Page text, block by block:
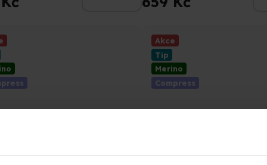
5,0
hvězdiček.
Akce
Tip
Merino
Compress